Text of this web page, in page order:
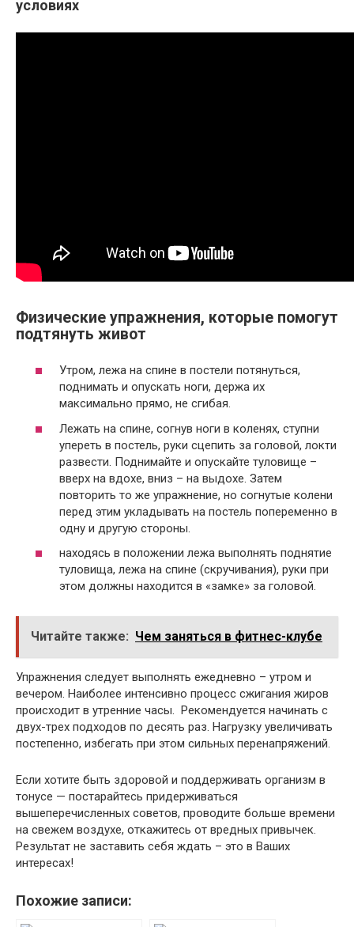
условиях
Физические упражнения, которые помогут
подтянуть живот
Утром, лежа на спине в постели потянуться,
поднимать и опускать ноги, держа их
максимально прямо, не сгибая.
Лежать на спине, согнув ноги в коленях, ступни
упереть в постель, руки сцепить за головой, локти
развести. Поднимайте и опускайте туловище –
вверх на вдохе, вниз – на выдохе. Затем
повторить то же упражнение, но согнутые колени
перед этим укладывать на постель попеременно в
одну и другую стороны.
находясь в положении лежа выполнять поднятие
туловища, лежа на спине (скручивания), руки при
этом должны находится в «замке» за головой.
Читайте также: Чем заняться в фитнес-клубе
Упражнения следует выполнять ежедневно – утром и
вечером. Наиболее интенсивно процесс сжигания жиров
происходит в утренние часы. Рекомендуется начинать с
двух-трех подходов по десять раз. Нагрузку увеличивать
постепенно, избегать при этом сильных перенапряжений.
Если хотите быть здоровой и поддерживать организм в
тонусе — постарайтесь придерживаться
вышеперечисленных советов, проводите больше времени
на свежем воздухе, откажитесь от вредных привычек.
Результат не заставить себя ждать – это в Ваших
интересах!
Похожие записи: